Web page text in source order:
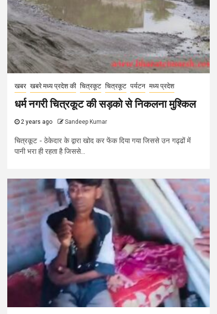
खबर खबरे मध्य प्रदेश की चित्रकूट चित्रकूट पर्यटन मध्य प्रदेश
धर्म नगरी चित्रकूट की सड़को से निकलना मुश्किल
2 years ago Sandeep Kumar
चित्रकूट - ठेकेदार के द्वारा खोद कर फेंक दिया गया जिससे उन गढ्ढों में
पानी भरा ही रहता है जिससे...